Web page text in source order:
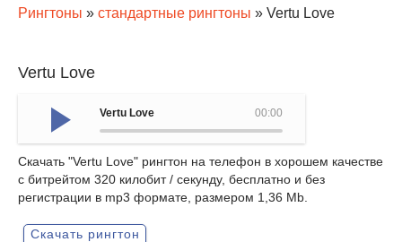
Рингтоны » стандартные рингтоны » Vertu Love
Vertu Love
00:00
Vertu Love
Скачать "Vertu Love" рингтон на телефон в хорошем качестве
с битрейтом 320 килобит / секунду, бесплатно и без
регистрации в mp3 формате, размером 1,36 Mb.
Скачать рингтон